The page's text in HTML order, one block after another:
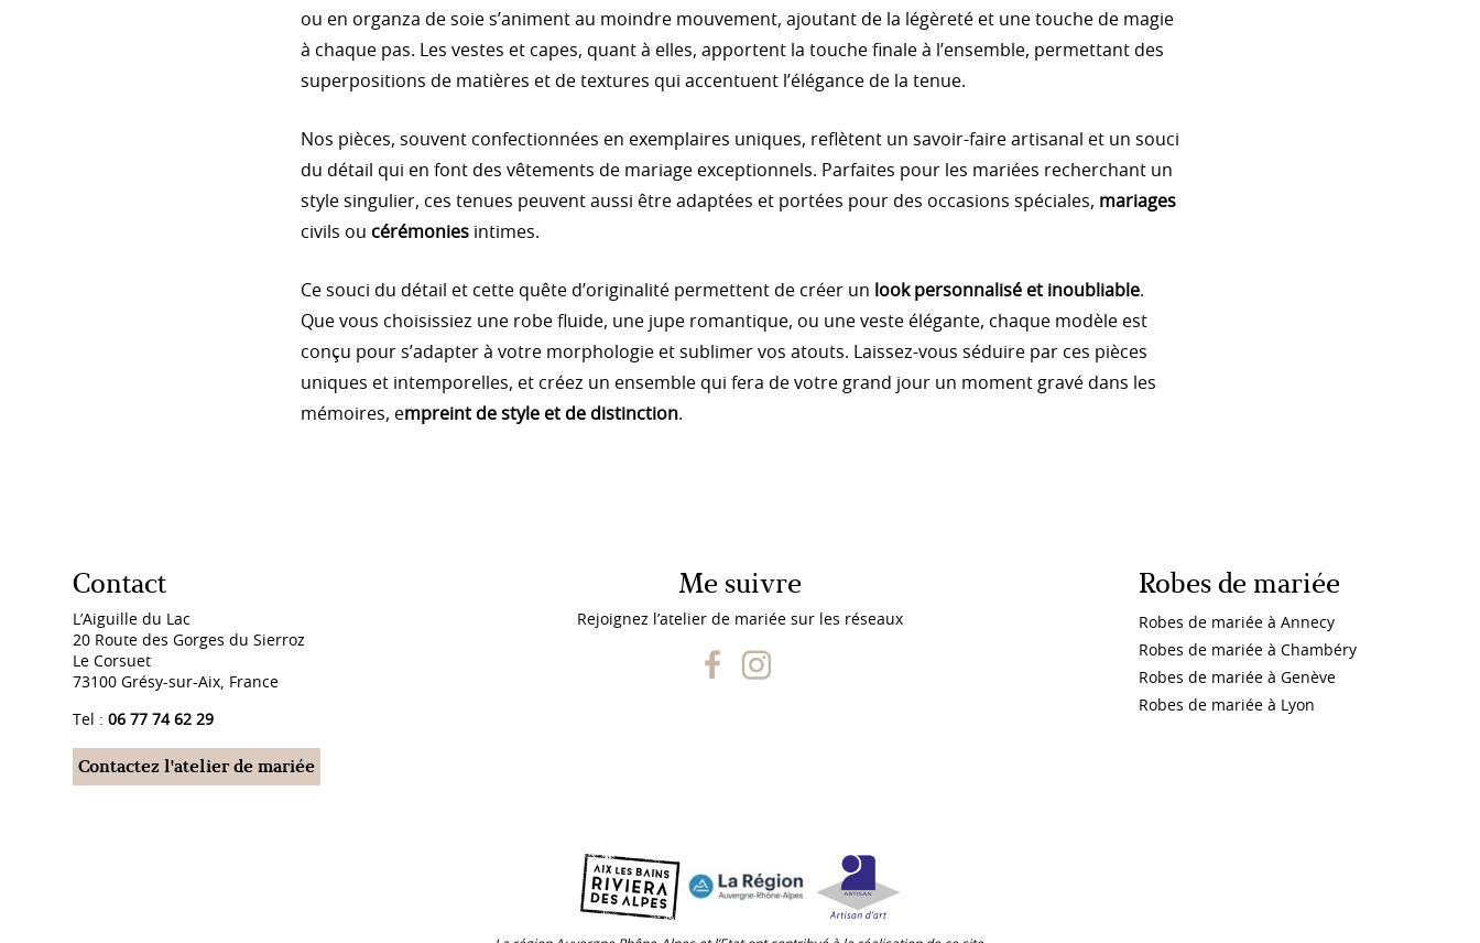
ou en organza de soie s’animent au moindre mouvement, ajoutant de la légèreté et une touche de magie
à chaque pas. Les vestes et capes, quant à elles, apportent la touche finale à l’ensemble, permettant des
superpositions de matières et de textures qui accentuent l’élégance de la tenue.
Nos pièces, souvent confectionnées en exemplaires uniques, reflètent un savoir-faire artisanal et un souci
du détail qui en font des vêtements de mariage exceptionnels. Parfaites pour les mariées recherchant un
style singulier, ces tenues peuvent aussi être adaptées et portées pour des occasions spéciales, mariages
civils ou cérémonies intimes.
Ce souci du détail et cette quête d’originalité permettent de créer un look personnalisé et inoubliable.
Que vous choisissiez une robe fluide, une jupe romantique, ou une veste élégante, chaque modèle est
conçu pour s’adapter à votre morphologie et sublimer vos atouts. Laissez-vous séduire par ces pièces
uniques et intemporelles, et créez un ensemble qui fera de votre grand jour un moment gravé dans les
mémoires, empreint de style et de distinction.
Contact
L’Aiguille du Lac
20 Route des Gorges du Sierroz
Le Corsuet
73100 Grésy-sur-Aix, France
Tel : 06 77 74 62 29
Contactez l'atelier de mariée
Me suivre
Rejoignez l’atelier de mariée sur les réseaux
Robes de mariée
Robes de mariée à Annecy
Robes de mariée à Chambéry
Robes de mariée à Genève
Robes de mariée à Lyon